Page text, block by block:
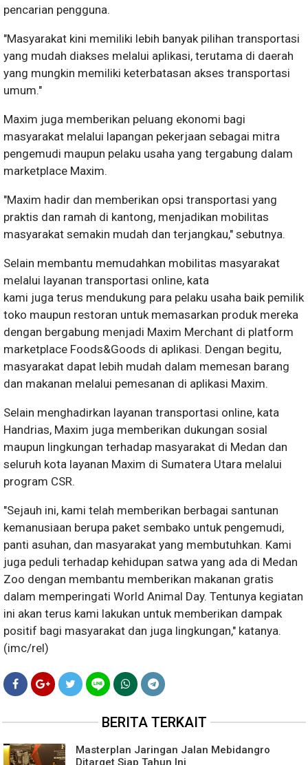
pencarian pengguna.
"Masyarakat kini memiliki lebih banyak pilihan transportasi
yang mudah diakses melalui aplikasi, terutama di daerah
yang mungkin memiliki keterbatasan akses transportasi
umum."
Maxim juga memberikan peluang ekonomi bagi
masyarakat melalui lapangan pekerjaan sebagai mitra
pengemudi maupun pelaku usaha yang tergabung dalam
marketplace Maxim.
"Maxim hadir dan memberikan opsi transportasi yang
praktis dan ramah di kantong, menjadikan mobilitas
masyarakat semakin mudah dan terjangkau," sebutnya.
Selain membantu memudahkan mobilitas masyarakat
melalui layanan transportasi online, kata
kami juga terus mendukung para pelaku usaha baik pemilik
toko maupun restoran untuk memasarkan produk mereka
dengan bergabung menjadi Maxim Merchant di platform
marketplace Foods&Goods di aplikasi. Dengan begitu,
masyarakat dapat lebih mudah dalam memesan barang
dan makanan melalui pemesanan di aplikasi Maxim.
Selain menghadirkan layanan transportasi online, kata
Handrias, Maxim juga memberikan dukungan sosial
maupun lingkungan terhadap masyarakat di Medan dan
seluruh kota layanan Maxim di Sumatera Utara melalui
program CSR.
"Sejauh ini, kami telah memberikan berbagai santunan
kemanusiaan berupa paket sembako untuk pengemudi,
panti asuhan, dan masyarakat yang membutuhkan. Kami
juga peduli terhadap kehidupan satwa yang ada di Medan
Zoo dengan membantu memberikan makanan gratis
dalam memperingati World Animal Day. Tentunya kegiatan
ini akan terus kami lakukan untuk memberikan dampak
positif bagi masyarakat dan juga lingkungan," katanya.
(imc/rel)
BERITA TERKAIT
Masterplan Jaringan Jalan Mebidangro
Ditarget Siap Tahun Ini